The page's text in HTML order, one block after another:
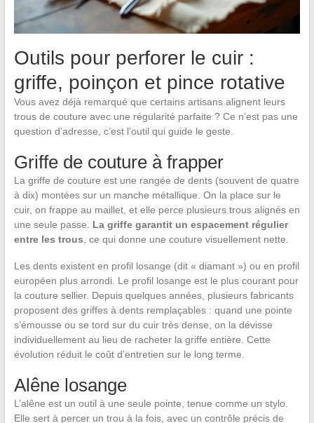
Outils pour perforer le cuir :
griffe, poinçon et pince rotative
Vous avez déjà remarqué que certains artisans alignent leurs
trous de couture avec une régularité parfaite ? Ce n’est pas une
question d’adresse, c’est l’outil qui guide le geste.
Griffe de couture à frapper
La griffe de couture est une rangée de dents (souvent de quatre
à dix) montées sur un manche métallique. On la place sur le
cuir, on frappe au maillet, et elle perce plusieurs trous alignés en
une seule passe. La griffe garantit un espacement régulier
entre les trous, ce qui donne une couture visuellement nette.
Les dents existent en profil losange (dit « diamant ») ou en profil
européen plus arrondi. Le profil losange est le plus courant pour
la couture sellier. Depuis quelques années, plusieurs fabricants
proposent des griffes à dents remplaçables : quand une pointe
s’émousse ou se tord sur du cuir très dense, on la dévisse
individuellement au lieu de racheter la griffe entière. Cette
évolution réduit le coût d’entretien sur le long terme.
Alêne losange
L’alêne est un outil à une seule pointe, tenue comme un stylo.
Elle sert à percer un trou à la fois, avec un contrôle précis de